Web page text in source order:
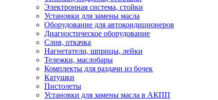
Электронная система, стойки
Установки для замены масла
Оборудование для автокондиционеров
Диагностическое оборудование
Слив, откачка
Нагнетатели, шприцы, лейки
Тележки, маслобары
Комплекты для раздачи из бочек
Катушки
Пистолеты
Установки для замены масла в АКПП